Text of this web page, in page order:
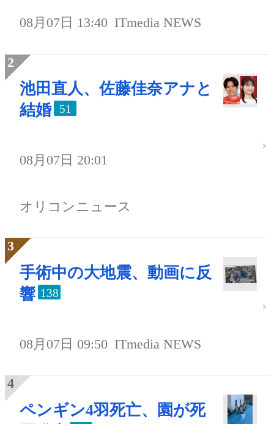
08月07日 13:40 ITmedia NEWS
池田直人、佐藤佳奈アナと
結婚
51
08月07日 20:01
オリコンニュース
手術中の大地震、動画に反
響 138
08月07日 09:50 ITmedia NEWS
ペンギン4羽死亡、園が死